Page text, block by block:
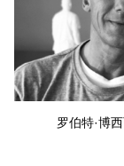
为西岸艺博会带来
R：在我最新的“室
强烈的锐度之间摇
建这些空间，并希
对话早期罗伯特·博